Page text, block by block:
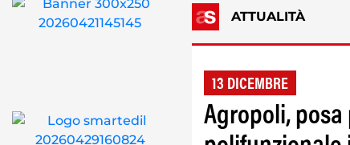
ATTUALITÀ
13 DICEMBRE
Agropoli,